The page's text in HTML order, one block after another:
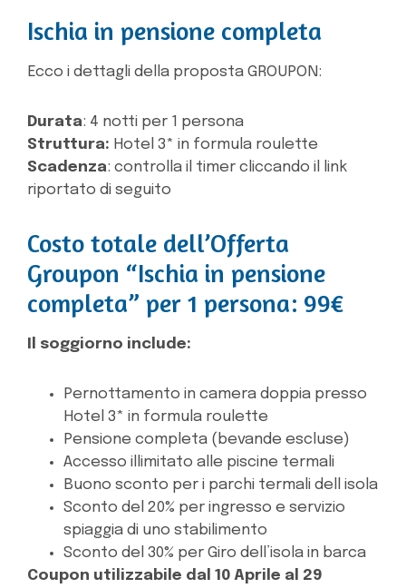
Ischia in pensione completa
Ecco i dettagli della proposta GROUPON:
Durata: 4 notti per 1 persona
Struttura: Hotel 3* in formula roulette
Scadenza: controlla il timer cliccando il link
riportato di seguito
Costo totale dell’Offerta
Groupon “Ischia in pensione
completa” per 1 persona: 99€
Il soggiorno include:
Pernottamento in camera doppia presso
Hotel 3* in formula roulette
Pensione completa (bevande escluse)
Accesso illimitato alle piscine termali
Buono sconto per i parchi termali dell isola
Sconto del 20% per ingresso e servizio
spiaggia di uno stabilimento
Sconto del 30% per Giro dell’isola in barca
Coupon utilizzabile dal 10 Aprile al 29